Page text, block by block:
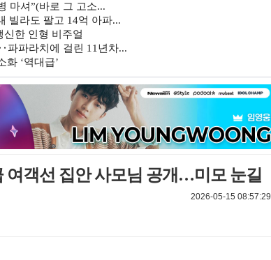
마셔”(바로 그 고소...
빌라도 팔고 14억 아파...
한 인형 비주얼
파파라치에 걸린 11년차...
‘역대급’
여객선 집안 사모님 공개…미모 눈길
2026-05-15 08:57:29